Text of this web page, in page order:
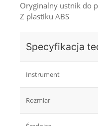
Oryginalny ustnik do
Z plastiku ABS
Specyfikacja
Instrument
Rozmiar